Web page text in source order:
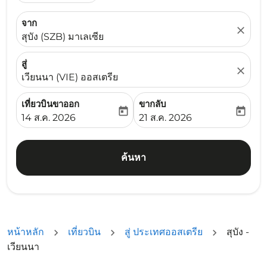
จาก
สุบัง (SZB) มาเลเซีย
close
สู่
เวียนนา (VIE) ออสเตรีย
close
เที่ยวบินขาออก
fc-booking-departure-date-aria-label
14 ส.ค. 2026
today
ขากลับ
fc-booking-return-date-
21 ส.ค. 2026
today
ค้นหา
หน้าหลัก เที่ยวบิน สู่ ประเทศออสเตรีย
สุบัง -
เวียนนา